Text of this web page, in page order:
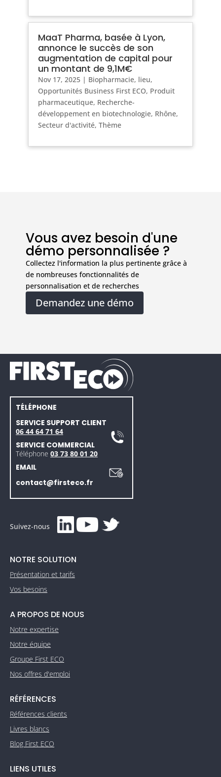
MaaT Pharma, basée à Lyon,
annonce le succès de son
augmentation de capital pour
un montant de 9,1M€
Nov 17, 2025| Biopharmacie, lieu,
Opportunités Business First ECO, Produit
pharmaceutique, Recherche-
développement en biotechnologie, Rhône,
Secteur d'activité, Thème
Vous avez besoin d'une
démo personnalisée ?
Collectez l'information la plus pertinente grâce à
de nombreuses fonctionnalités de
personnalisation et de recherches
Demandez une démo
TÉLÉPHONE
SERVICE SUPPORT CLIENT
06 44 64 71 64
SERVICE COMMERCIAL
Téléphone 03 73 80 01 20
EMAIL
contact@firsteco.fr
Suivez-nous
NOTRE SOLUTION
Présentation et tarifs
Vos besoins
A PROPOS DE NOUS
Notre expertise
Notre équipe
Groupe First ECO
Nos offres d'emploi
RÉFÉRENCES
Références clients
Livres blancs
Blog First ECO
LIENS UTILES